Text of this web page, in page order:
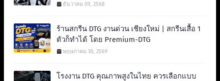
ธันวาคม 09, 2568
ร้านสกรีน DTG งานด่วน เชียงใหม่ | สกรีนเสื้อ 1
ตัวก็ทำได้ โดย Premium-DTG
พฤษภาคม 30, 2569
โรงงาน DTG คุณภาพสูงในไทย ควรเลือกแบบ